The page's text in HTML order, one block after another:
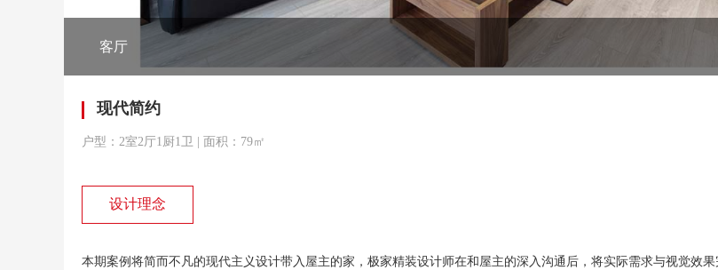
客厅
现代简约
户型：2室2厅1厨1卫 | 面积：79㎡
设计理念
本期案例将简而不凡的现代主义设计带入屋主的家，极家精装设计师在和屋主的深入沟通后，将实际需求与视觉效